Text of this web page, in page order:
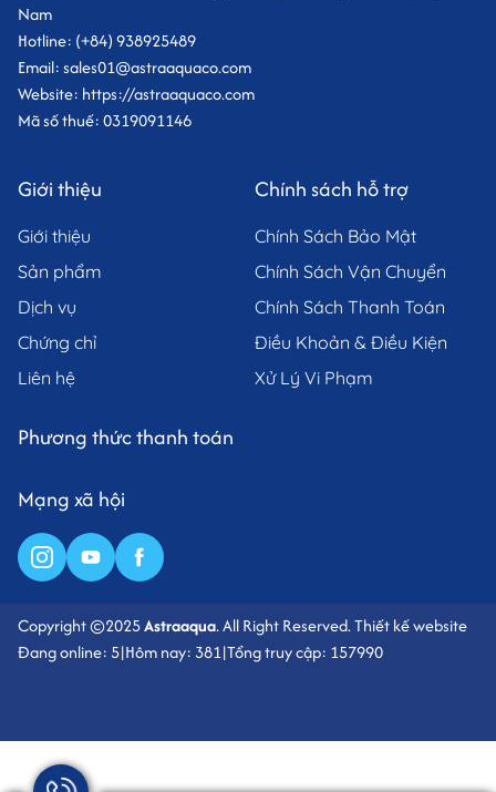
Nam
Hotline: (+84) 938925489
Email: sales01@astraaquaco.com
Website: https://astraaquaco.com
Mã số thuế: 0319091146
Giới thiệu
Giới thiệu
Sản phẩm
Dịch vụ
Chứng chỉ
Liên hệ
Chính sách hỗ trợ
Chính Sách Bảo Mật
Chính Sách Vận Chuyển
Chính Sách Thanh Toán
Điều Khoản & Điều Kiện
Xử Lý Vi Phạm
Phương thức thanh toán
Mạng xã hội
Copyright ©2025Astraaqua. All Right Reserved.Thiết kế website
Đang online: 5|Hôm nay: 381|Tổng truy cập: 157990